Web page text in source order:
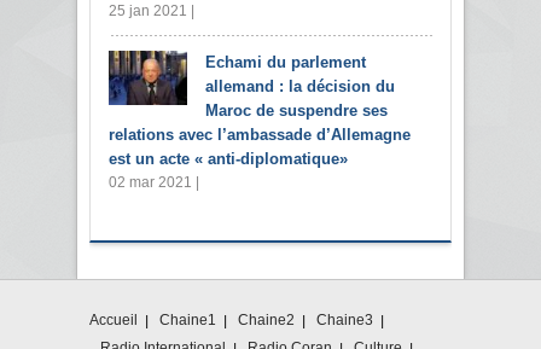
25 jan 2021 |
Echami du parlement
allemand : la décision du
Maroc de suspendre ses
relations avec l’ambassade d’Allemagne
est un acte « anti-diplomatique»
02 mar 2021 |
Accueil Chaine1 Chaine2
Chaine3